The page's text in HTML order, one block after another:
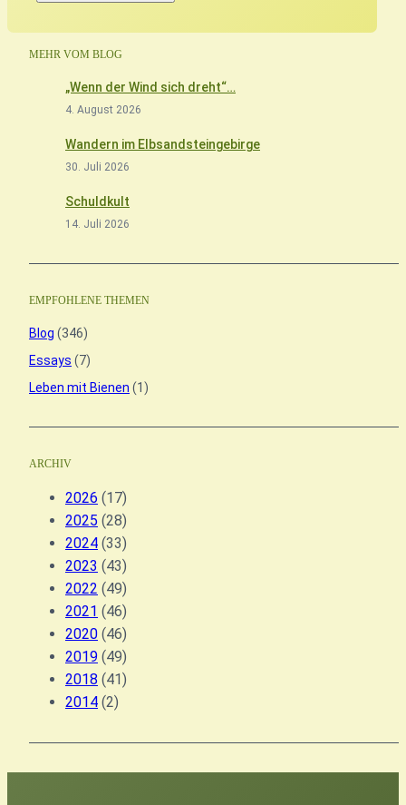
MEHR VOM BLOG
„Wenn der Wind sich dreht“…
4. August 2026
Wandern im Elbsandsteingebirge
30. Juli 2026
Schuldkult
14. Juli 2026
EMPFOHLENE THEMEN
Blog (346)
Essays (7)
Leben mit Bienen (1)
ARCHIV
2026 (17)
2025 (28)
2024 (33)
2023 (43)
2022 (49)
2021 (46)
2020 (46)
2019 (49)
2018 (41)
2014 (2)